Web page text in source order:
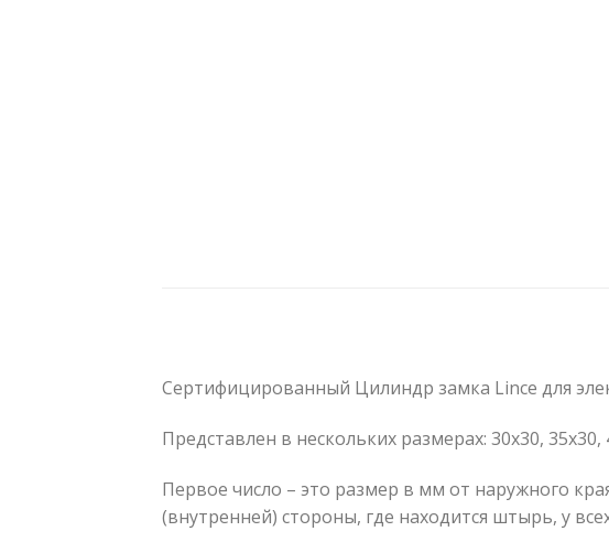
Сертифицированный Цилиндр замка Lince для
Представлен в нескольких размерах: 30х30, 35х30,
Первое число – это размер в мм от наружного
(внутренней) стороны, где находится штырь, у